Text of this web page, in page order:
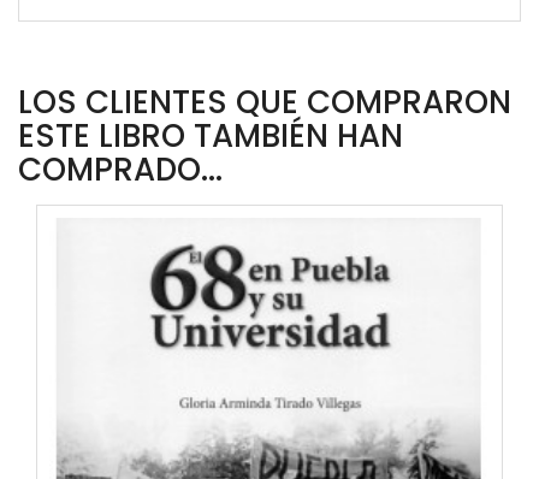
LOS CLIENTES QUE COMPRARON
ESTE LIBRO TAMBIÉN HAN
COMPRADO...